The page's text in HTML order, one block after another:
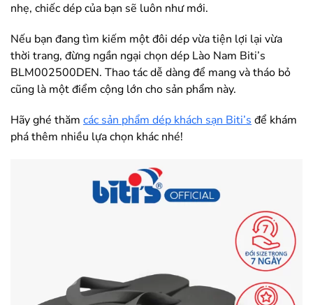
nhẹ, chiếc dép của bạn sẽ luôn như mới.
Nếu bạn đang tìm kiếm một đôi dép vừa tiện lợi lại vừa
thời trang, đừng ngần ngại chọn dép Lào Nam Biti’s
BLM002500DEN. Thao tác dễ dàng để mang và tháo bỏ
cũng là một điểm cộng lớn cho sản phẩm này.
Hãy ghé thăm các sản phẩm dép khách sạn Biti’s để khám
phá thêm nhiều lựa chọn khác nhé!